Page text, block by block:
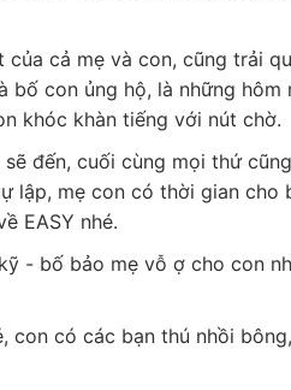
cả mẹ và con, cũng trải
bố con ủng hộ, là những hôm
khóc khàn tiếng với nút chờ.
đến, cuối cùng mọi thứ
lập, mẹ con có thời gian cho
EASY nhé.
- bố bảo mẹ vỗ ợ cho con
con có các bạn thú nhồi